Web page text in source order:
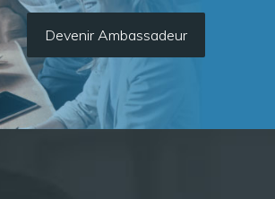
Devenir Ambassadeur